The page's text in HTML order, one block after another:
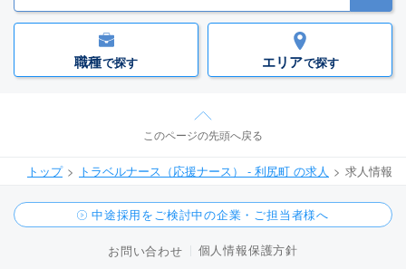
職種で探す エリアで探す
このページの先頭へ戻る
トップ トラベルナース（応援ナース） - 利尻町 の求人 求人情報
中途採用をご検討中の企業・ご担当者様へ
お問い合わせ 個人情報保護方針